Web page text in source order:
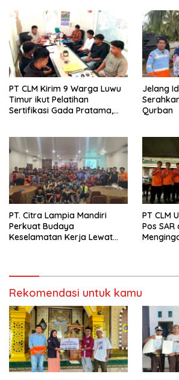
PT CLM Kirim 9 Warga Luwu
Timur ikut Pelatihan
Sertifikasi Gada Pratama,
Jelang
Qurban
PT. Citra Lampia Mandiri
Perkuat Budaya
Keselamatan Kerja Lewat
PT CLM
Pos
Rekomendasi untuk kamu